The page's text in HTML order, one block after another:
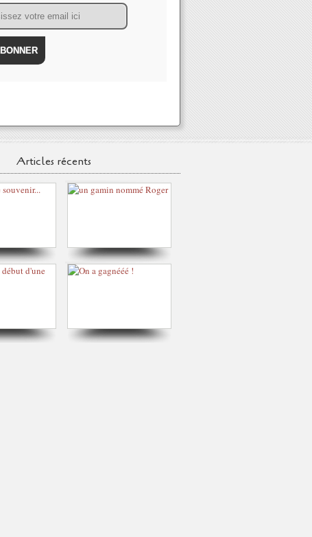
Articles récents